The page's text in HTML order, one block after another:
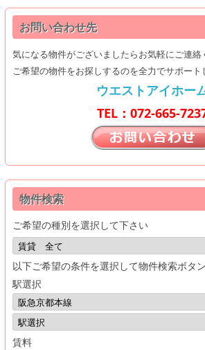
お問い合わせ先
気になる物件がございましたらお気軽にご連絡
ご希望の物件をお探しするのを全力でサポート
ウエストアイホー
TEL：072-665-
物件検索
ご希望の種別を選択して下さい
以下ご希望の条件を選択して物件検索ボタ
駅選択
賃料